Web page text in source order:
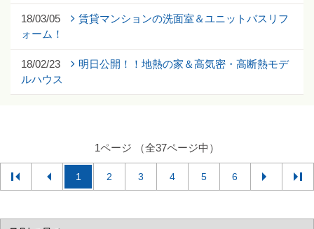
18/03/05
賃貸マンションの洗面室＆ユニットバスリフ
ォーム！
18/02/23
明日公開！！地熱の家＆高気密・高断熱モデ
ルハウス
1ページ （全37ページ中）
1 2 3 4 5 6